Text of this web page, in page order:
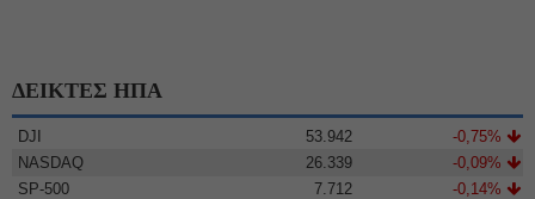
ΔΕΙΚΤΕΣ ΗΠΑ
DJI 53.942
-0,75%
NASDAQ
26.339
-0,09%
SP-500
7.712 -0,14%